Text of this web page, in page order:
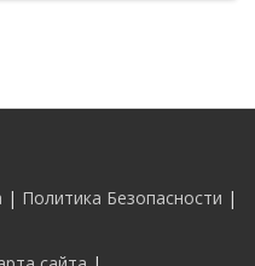
| Политика Безопасности |